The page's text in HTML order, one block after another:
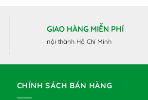
GIAO HÀNG MIỄN PHÍ
nội thành Hồ Chí Minh
CHÍNH SÁCH BÁN HÀNG